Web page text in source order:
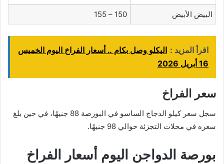
البيض الأبيض 150 – 155
اقرأ المزيد : اليكلو وصل بكام .. أسعار الفراخ اليوم الخميس
16 أبريل 2026
سعر الفراخ
سجل سعر كيلو الدجاج الساسو في البورصة 88 جنيهًا، في حين بلغ
سعره في محلات التجزئة حوالي 98 جنيهًا.
بورصة الدواجن اليوم أسعار الفراخ